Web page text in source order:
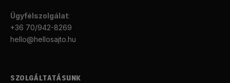
Ügyfélszolgálat:
+36 70/942-8269
hello@hellosajto.hu
SZOLGÁLTATÁSUNK